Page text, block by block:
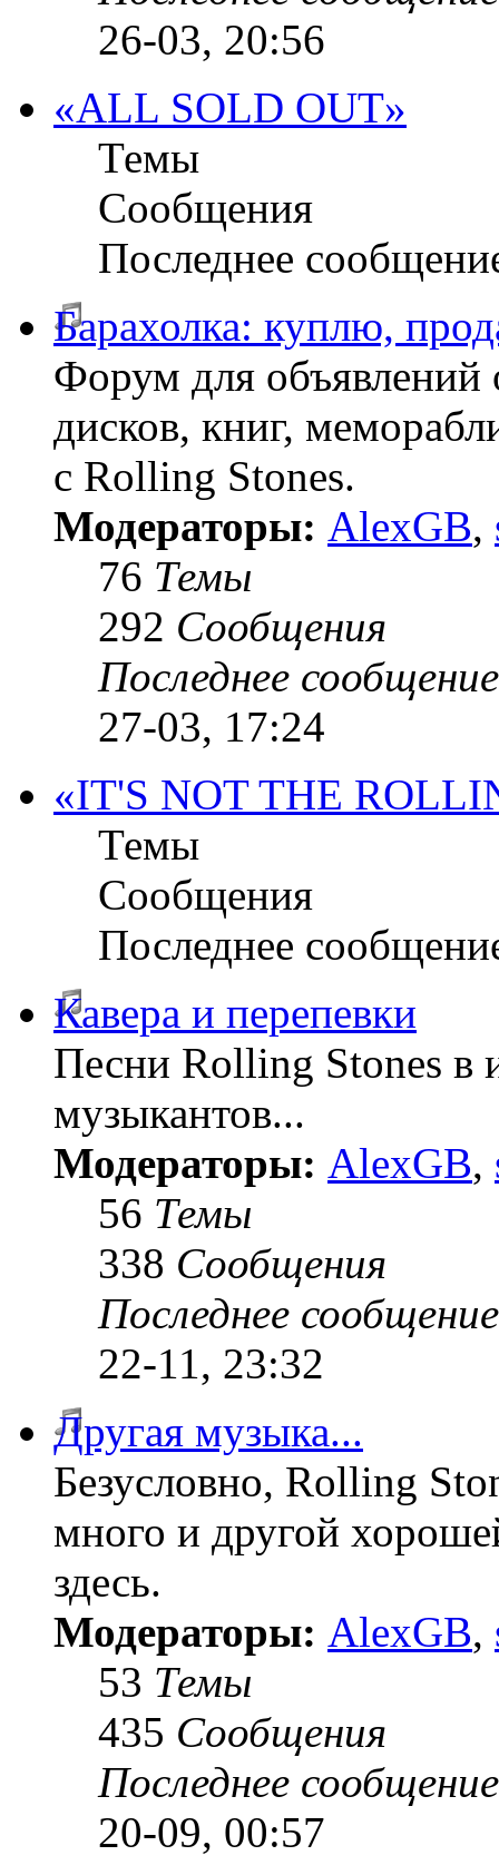
26-03, 20:56
«ALL SOLD OUT»
Темы
Сообщения
Последнее
Барахолка: куплю,
Форум для объявлений
дисков, книг,
с Rolling Stones.
Модераторы: AlexGB,
76 Темы
292 Сообщения
Последнее сообщение
27-03, 17:24
«IT'S NOT THE
Темы
Сообщения
Последнее
Кавера и перепевки
Песни Rolling Stones в
музыкантов...
Модераторы: AlexGB,
56 Темы
338 Сообщения
Последнее сообщение
22-11, 23:32
Другая музыка...
Безусловно, Rolling
много и другой
здесь.
Модераторы: AlexGB,
53 Темы
435 Сообщения
Последнее сообщение
20-09, 00:57